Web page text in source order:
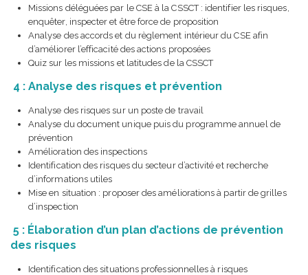
Missions déléguées par le CSE à la CSSCT : identifier les risques,
enquêter, inspecter et être force de proposition
Analyse des accords et du règlement intérieur du CSE afin
d’améliorer l’efficacité des actions proposées
Quiz sur les missions et latitudes de la CSSCT
4 : Analyse des risques et prévention
Analyse des risques sur un poste de travail
Analyse du document unique puis du programme annuel de
prévention
Amélioration des inspections
Identification des risques du secteur d’activité et recherche
d’informations utiles
Mise en situation : proposer des améliorations à partir de grilles
d’inspection
5 : Élaboration d’un plan d’actions de prévention
des risques
Identification des situations professionnelles à risques